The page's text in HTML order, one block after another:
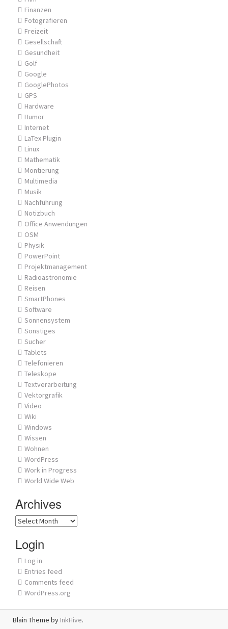
Finanzen
Fotografieren
Freizeit
Gesellschaft
Gesundheit
Golf
Google
GooglePhotos
GPS
Hardware
Humor
Internet
LaTex Plugin
Linux
Mathematik
Montierung
Multimedia
Musik
Nachführung
Notizbuch
Office Anwendungen
OSM
Physik
PowerPoint
Projektmanagement
Radioastronomie
Reisen
SmartPhones
Software
Sonnensystem
Sonstiges
Sucher
Tablets
Telefonieren
Teleskope
Textverarbeitung
Vektorgrafik
Video
Wiki
Windows
Wissen
Wohnen
WordPress
Work in Progress
World Wide Web
Archives
Archives
Login
Log in
Entries feed
Comments feed
WordPress.org
Blain Theme by InkHive.